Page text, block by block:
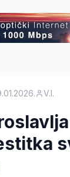
V.I.